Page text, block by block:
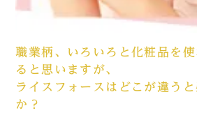
職業柄、いろいろと化粧品を
ると思いますが、
ライスフォースはどこが違う
か？